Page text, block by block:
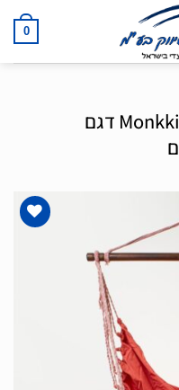
0
ערסל ישיבה תלוי של חברת Monkkit דגם